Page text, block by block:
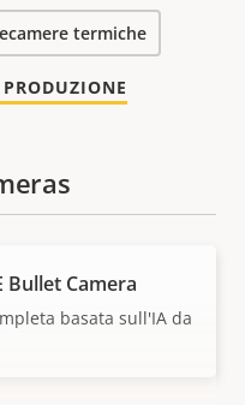
termiche
Bullet Camera
basata sull'IA da